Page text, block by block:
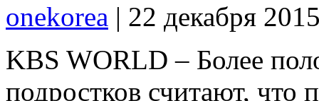
onekorea | 22 декабря
KBS WORLD – Более
подростков считают, что